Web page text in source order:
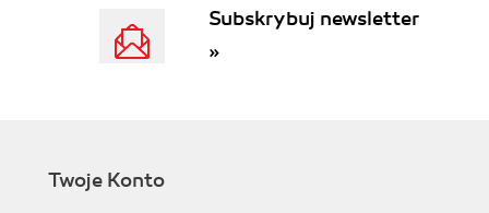
Subskrybuj newsletter
»
Twoje Konto